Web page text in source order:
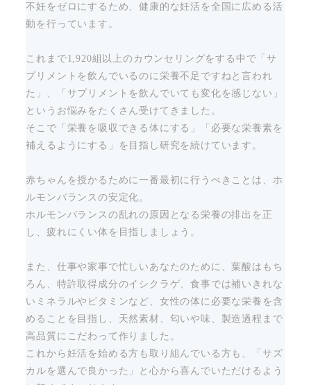
不妊をゼロにするため、健康的な妊活を全国に広める活
動を行っています。
これまで1,920組以上のカウンセリングをする中で「サ
プリメントを飲んでいるのに栄養不足ですねと言われ
た」、「サプリメントを飲んでいても変化を感じない」
というお悩みをたくさん受けてきました。
そこで「栄養を吸収できる体にする」「必要な栄養素を
補えるようにする」を目指し研究を続けています。
赤ちゃんを授かるために一番最初に行うべきことは、ホ
ルモンバランスの安定化。
ホルモンバランスの乱れの原因となる栄養の排出を正
し、疲れにくい体を目指しましょう。
また、仕事や家事で忙しいあなたのために、葉酸はもち
ろん、特許取得成分のイシクラゲ、食事では補いきれな
いミネラルやビタミンなど、女性の体に必要な栄養を含
めることを目指し、天然素材、匂いや味、製造過程まで
高品質にこだわって作りました。
これから妊活を始める方も取り組んでいる方も、「サズ
カルを選んで良かった」と心から喜んでいただけるよう